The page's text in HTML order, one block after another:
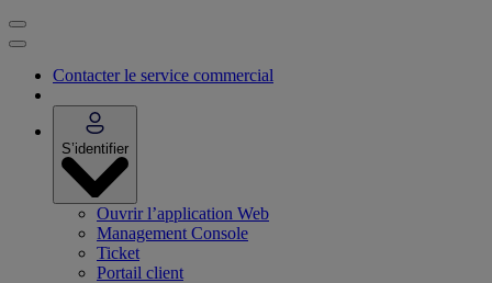
Contacter le service commercial
S’identifier
Ouvrir l’application Web
Management Console
Ticket
Portail client